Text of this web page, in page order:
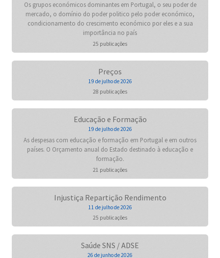
Os grupos económicos dominantes em Portugal, o seu poder de
mercado, o domínio do poder politico pelo poder económico,
condicionamento do crescimento económico por eles e a sua
importância no país
25 publicações
Preços
19 de julho de 2026
28 publicações
Educação e Formação
19 de julho de 2026
As despesas com educação e formação em Portugal e em outros
países. O Orçamento anual do Estado destinado à educação e
formação.
21 publicações
Injustiça Repartição Rendimento
11 de julho de 2026
25 publicações
Saúde SNS / ADSE
26 de junho de 2026